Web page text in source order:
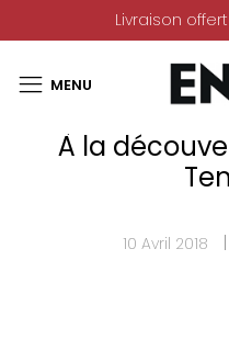
Livraison
À la
10 Avril 2018